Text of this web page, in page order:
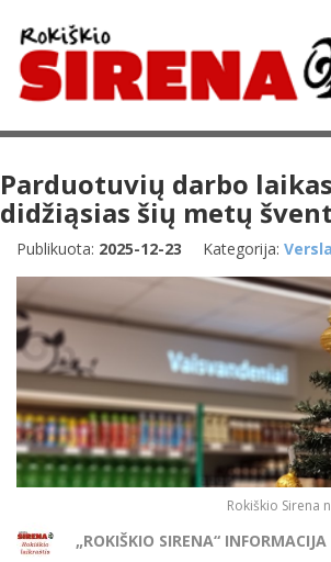
Parduotuvių darbo
didžiąsias šių metų
Publikuota: 2025-12-23 Kategorija:
Rokiškio Sirena
„ROKIŠKIO SIRENA“ INFORMACIJA